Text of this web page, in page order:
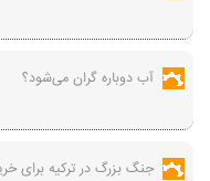
آب دوباره گران می‌شود؟
جنگ بزرگ در ترکیه برای